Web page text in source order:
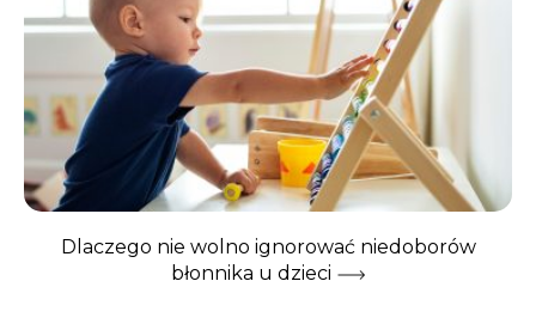
Dlaczego nie wolno ignorować niedoborów
błonnika u dzieci